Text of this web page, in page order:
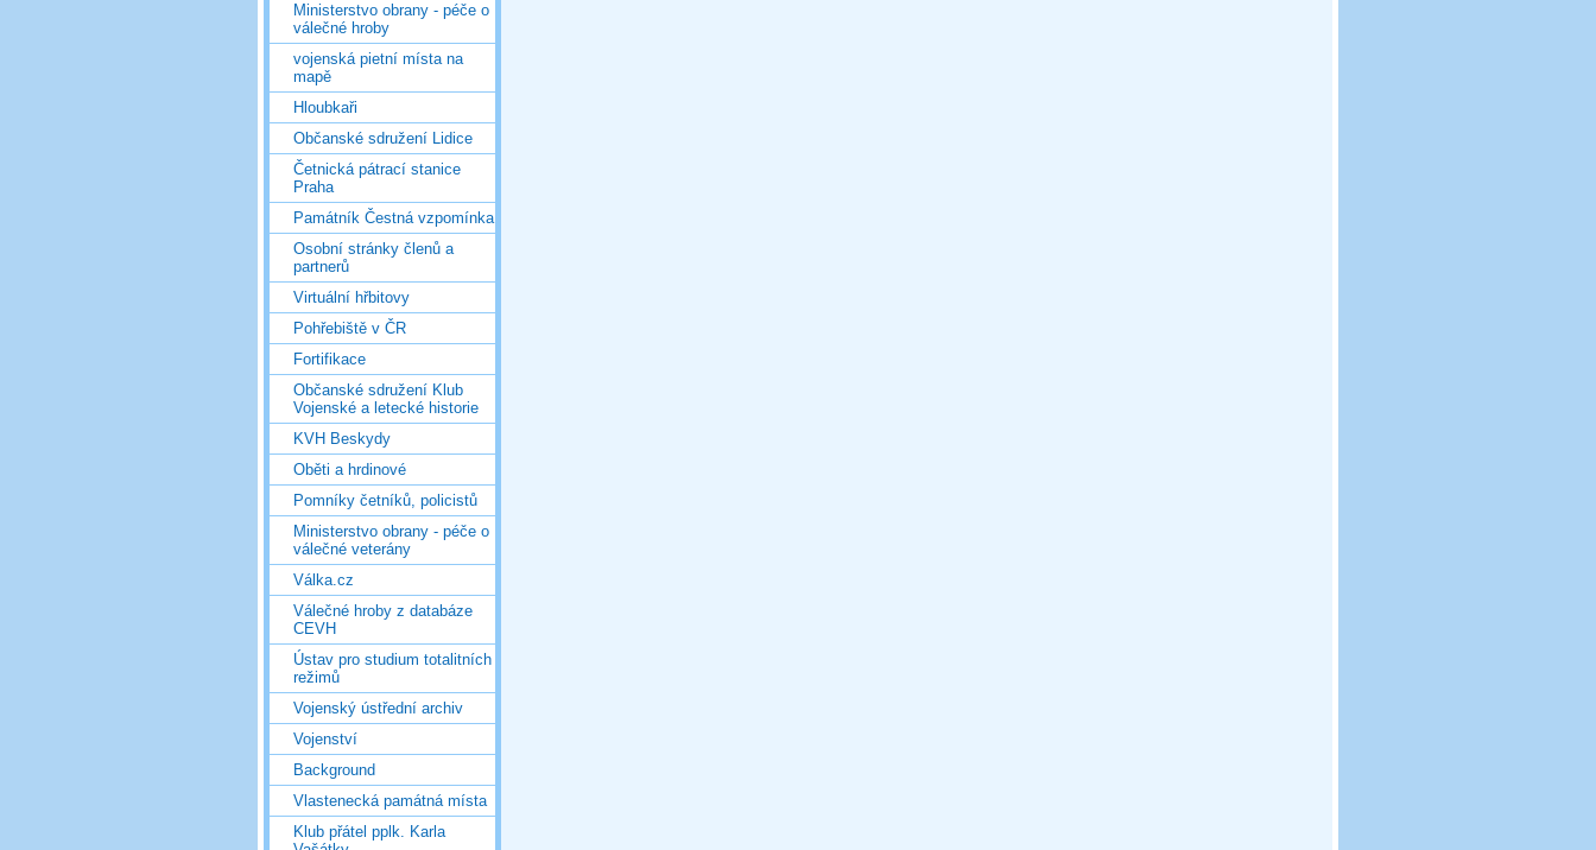
Ministerstvo obrany - péče o
válečné hroby
vojenská pietní místa na
mapě
Hloubkaři
Občanské sdružení Lidice
Četnická pátrací stanice
Praha
Památník Čestná vzpomínka
Osobní stránky členů a
partnerů
Virtuální hřbitovy
Pohřebiště v ČR
Fortifikace
Občanské sdružení Klub
Vojenské a letecké historie
KVH Beskydy
Oběti a hrdinové
Pomníky četníků, policistů
Ministerstvo obrany - péče o
válečné veterány
Válka.cz
Válečné hroby z databáze
CEVH
Ústav pro studium totalitních
režimů
Vojenský ústřední archiv
Vojenství
Background
Vlastenecká památná místa
Klub přátel pplk. Karla